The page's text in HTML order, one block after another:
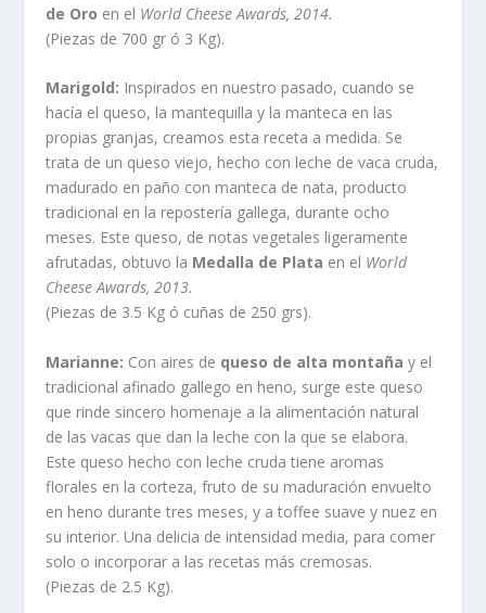
de Oro en el World Cheese Awards, 2014.
(Piezas de 700 gr ó 3 Kg).
Marigold: Inspirados en nuestro pasado, cuando se
hacía el queso, la mantequilla y la manteca en las
propias granjas, creamos esta receta a medida. Se
trata de un queso viejo, hecho con leche de vaca cruda,
madurado en paño con manteca de nata, producto
tradicional en la repostería gallega, durante ocho
meses. Este queso, de notas vegetales ligeramente
afrutadas, obtuvo la Medalla de Plata en el World
Cheese Awards, 2013.
(Piezas de 3.5 Kg ó cuñas de 250 grs).
Marianne: Con aires de queso de alta montaña y el
tradicional afinado gallego en heno, surge este queso
que rinde sincero homenaje a la alimentación natural
de las vacas que dan la leche con la que se elabora.
Este queso hecho con leche cruda tiene aromas
florales en la corteza, fruto de su maduración envuelto
en heno durante tres meses, y a toffee suave y nuez en
su interior. Una delicia de intensidad media, para comer
solo o incorporar a las recetas más cremosas.
(Piezas de 2.5 Kg).